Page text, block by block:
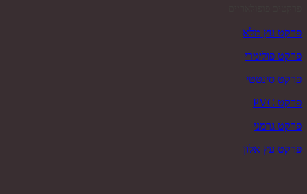
פרקט עץ מלא
פרקט פולימרי
פרקט סינטטי
פרקט PVC
פרקט גרמני
פרקט עץ אלון